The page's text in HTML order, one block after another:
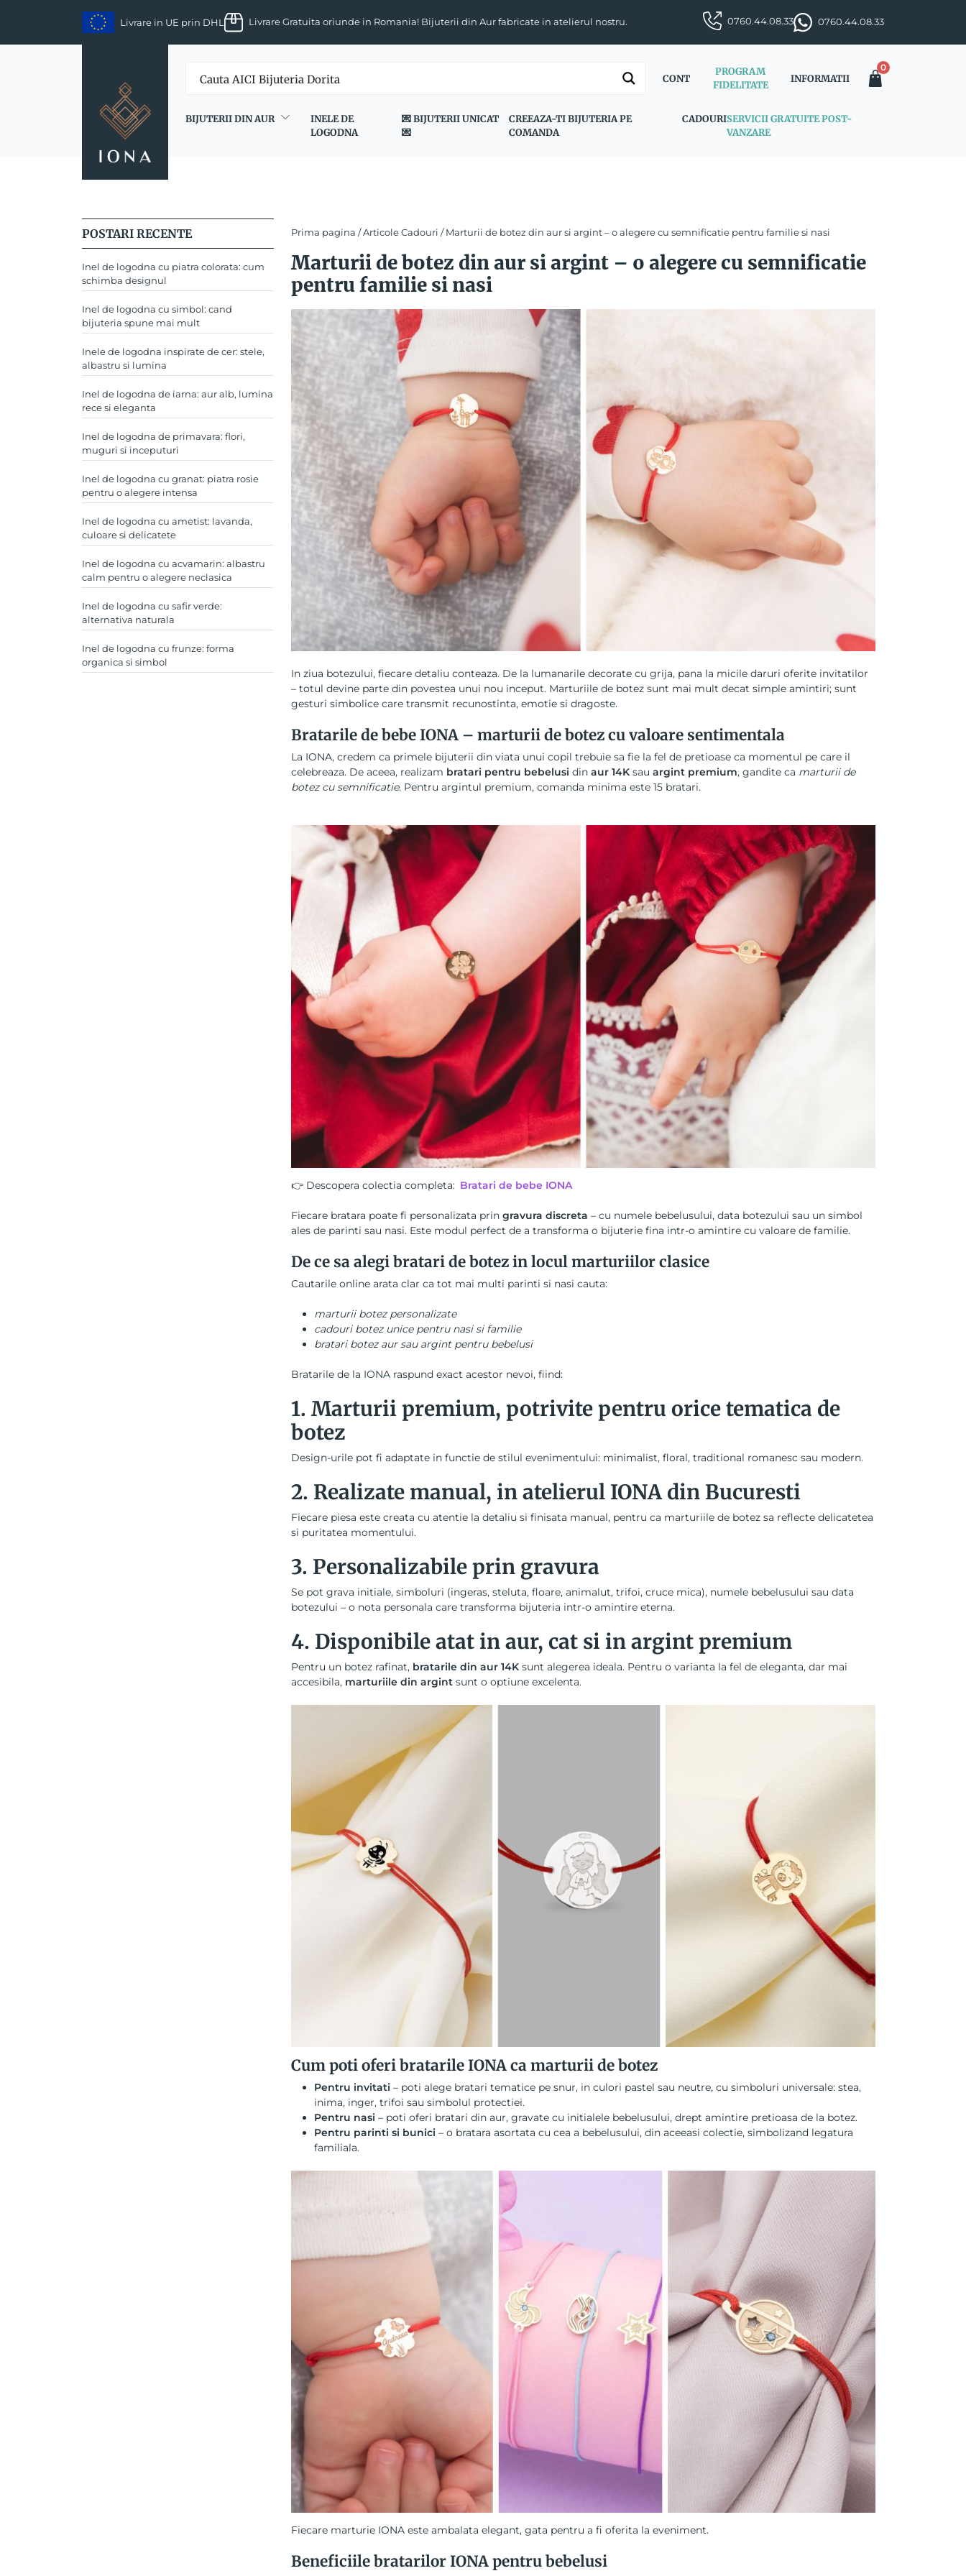
content
Livrare in UE prin DHL Livrare Gratuita oriunde in Romania! Bijuterii din Aur fabricate in atelierul nostru. 0760.44.08.33 0760.44.08.33
CONT
PROGRAM
FIDELITATE
INFORMATII
0
BIJUTERII DIN AUR
INELE DE
LOGODNA
💌 BIJUTERII UNICAT
💌
CREEAZA-TI BIJUTERIA PE
COMANDA
CADOURISERVICII GRATUITE POST-
VANZARE
POSTARI RECENTE
Inel de logodna cu piatra colorata: cum
schimba designul
Inel de logodna cu simbol: cand
bijuteria spune mai mult
Inele de logodna inspirate de cer: stele,
albastru si lumina
Inel de logodna de iarna: aur alb, lumina
rece si eleganta
Inel de logodna de primavara: flori,
muguri si inceputuri
Inel de logodna cu granat: piatra rosie
pentru o alegere intensa
Inel de logodna cu ametist: lavanda,
culoare si delicatete
Inel de logodna cu acvamarin: albastru
calm pentru o alegere neclasica
Inel de logodna cu safir verde:
alternativa naturala
Inel de logodna cu frunze: forma
organica si simbol
Prima pagina /Articole Cadouri / Marturii de botez din aur si argint – o alegere cu semnificatie pentru familie si nasi
Marturii de botez din aur si argint – o alegere cu semnificatie
pentru familie si nasi
In ziua botezului, fiecare detaliu conteaza. De la lumanarile decorate cu grija, pana la micile daruri oferite invitatilor
– totul devine parte din povestea unui nou inceput. Marturiile de botez sunt mai mult decat simple amintiri; sunt
gesturi simbolice care transmit recunostinta, emotie si dragoste.
Bratarile de bebe IONA – marturii de botez cu valoare sentimentala
La IONA, credem ca primele bijuterii din viata unui copil trebuie sa fie la fel de pretioase ca momentul pe care il
celebreaza. De aceea, realizam bratari pentru bebelusi din aur 14K sau argint premium, gandite ca marturii de
botez cu semnificatie. Pentru argintul premium, comanda minima este 15 bratari.
👉 Descopera colectia completa: Bratari de bebe IONA
Fiecare bratara poate fi personalizata prin gravura discreta – cu numele bebelusului, data botezului sau un simbol
ales de parinti sau nasi. Este modul perfect de a transforma o bijuterie fina intr-o amintire cu valoare de familie.
De ce sa alegi bratari de botez in locul marturiilor clasice
Cautarile online arata clar ca tot mai multi parinti si nasi cauta:
marturii botez personalizate
cadouri botez unice pentru nasi si familie
bratari botez aur sau argint pentru bebelusi
Bratarile de la IONA raspund exact acestor nevoi, fiind:
1. Marturii premium, potrivite pentru orice tematica de
botez
Design-urile pot fi adaptate in functie de stilul evenimentului: minimalist, floral, traditional romanesc sau modern.
2. Realizate manual, in atelierul IONA din Bucuresti
Fiecare piesa este creata cu atentie la detaliu si finisata manual, pentru ca marturiile de botez sa reflecte delicatetea
si puritatea momentului.
3. Personalizabile prin gravura
Se pot grava initiale, simboluri (ingeras, steluta, floare, animalut, trifoi, cruce mica), numele bebelusului sau data
botezului – o nota personala care transforma bijuteria intr-o amintire eterna.
4. Disponibile atat in aur, cat si in argint premium
Pentru un botez rafinat, bratarile din aur 14K sunt alegerea ideala. Pentru o varianta la fel de eleganta, dar mai
accesibila, marturiile din argint sunt o optiune excelenta.
Cum poti oferi bratarile IONA ca marturii de botez
Pentru invitati – poti alege bratari tematice pe snur, in culori pastel sau neutre, cu simboluri universale: stea,
inima, inger, trifoi sau simbolul protectiei.
Pentru nasi – poti oferi bratari din aur, gravate cu initialele bebelusului, drept amintire pretioasa de la botez.
Pentru parinti si bunici – o bratara asortata cu cea a bebelusului, din aceeasi colectie, simbolizand legatura
familiala.
Fiecare marturie IONA este ambalata elegant, gata pentru a fi oferita la eveniment.
Beneficiile bratarilor IONA pentru bebelusi